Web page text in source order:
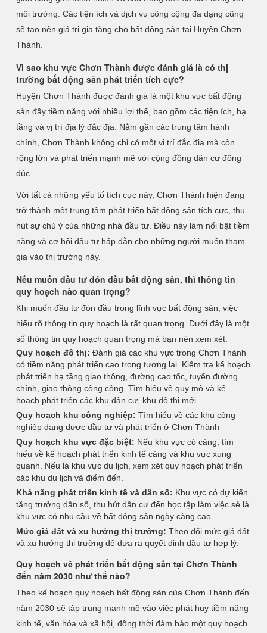
môi trường. Các tiện ích và dịch vụ công cộng đa dạng cũng
sẽ tạo nên giá trị gia tăng cho bất động sản tại Huyện Chơn
Thành.
Vì sao khu vực Chơn Thành được đánh giá là có thị
trường bất động sản phát triển tích cực?
Huyện Chơn Thành được đánh giá là một khu vực bất động
sản đầy tiềm năng với nhiều lợi thế, bao gồm các tiện ích, hạ
tầng và vị trí địa lý đắc địa. Nằm gần các trung tâm hành
chính, Chơn Thành không chỉ có một vị trí đắc địa mà còn
rộng lớn và phát triển mạnh mẽ với cộng đồng dân cư đông
đúc.
Với tất cả những yếu tố tích cực này, Chơn Thành hiện đang
trở thành một trung tâm phát triển bất động sản tích cực, thu
hút sự chú ý của những nhà đầu tư. Điều này làm nổi bật tiềm
năng và cơ hội đầu tư hấp dẫn cho những người muốn tham
gia vào thị trường này.
Nếu muốn đầu tư đón đầu bất động sản, thì thông tin
quy hoạch nào quan trọng?
Khi muốn đầu tư đón đầu trong lĩnh vực bất động sản, việc
hiểu rõ thông tin quy hoạch là rất quan trọng. Dưới đây là một
số thông tin quy hoạch quan trọng mà bạn nên xem xét:
Quy hoạch đô thị: Đánh giá các khu vực trong Chơn Thành
có tiềm năng phát triển cao trong tương lai. Kiểm tra kế hoạch
phát triển hạ tầng giao thông, đường cao tốc, tuyến đường
chính, giao thông công cộng. Tìm hiểu về quy mô và kế
hoạch phát triển các khu dân cư, khu đô thị mới.
Quy hoạch khu công nghiệp: Tìm hiểu về các khu công
nghiệp đang được đầu tư và phát triển ở Chơn Thành
Quy hoạch khu vực đặc biệt: Nếu khu vực có cảng, tìm
hiểu về kế hoạch phát triển kinh tế cảng và khu vực xung
quanh. Nếu là khu vực du lịch, xem xét quy hoạch phát triển
các khu du lịch và điểm đến.
Khả năng phát triển kinh tế và dân số: Khu vực có dự kiến
tăng trưởng dân số, thu hút dân cư đến học tập làm việc sẻ là
khu vực có nhu cầu về bất động sản ngày càng cao.
Mức giá đất và xu hướng thị trường: Theo dõi mức giá đất
và xu hướng thị trường để đưa ra quyết định đầu tư hợp lý.
Quy hoạch về phát triển bất động sản tại Chơn Thành
đến năm 2030 như thế nào?
Theo kế hoạch quy hoạch bất động sản của Chơn Thành đến
năm 2030 sẽ tập trung mạnh mẽ vào việc phát huy tiềm năng
kinh tế, văn hóa và xã hội, đồng thời đảm bảo một quy hoạch